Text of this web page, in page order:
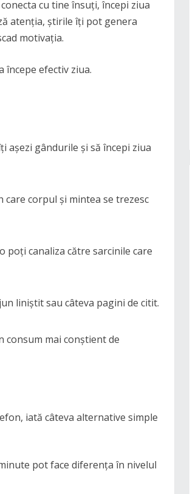
cu tine însuți, începi ziua
atenția, știrile îți pot genera
motivația.
începe efectiv ziua.
gândurile și să începi ziua
corpul și mintea se trezesc
poți canaliza către sarcinile care
liniștit sau câteva pagini de citit.
consum mai conștient de
iată câteva alternative simple
pot face diferența în nivelul